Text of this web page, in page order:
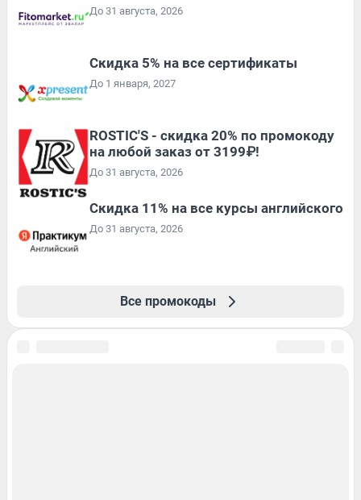
До 31 августа, 2026
Скидка 5% на все сертификаты
До 1 января, 2027
ROSTIC'S - скидка 20% по промокоду
на любой заказ от 3199₽!
До 31 августа, 2026
Скидка 11% на все курсы английского
До 31 августа, 2026
Все промокоды